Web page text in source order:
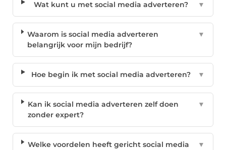
Wat kunt u met social media adverteren? ▼
Waarom is social media adverteren
belangrijk voor mijn bedrijf?
▼
Hoe begin ik met social media adverteren? ▼
Kan ik social media adverteren zelf doen
zonder expert?
▼
Welke voordelen heeft gericht social media
▼